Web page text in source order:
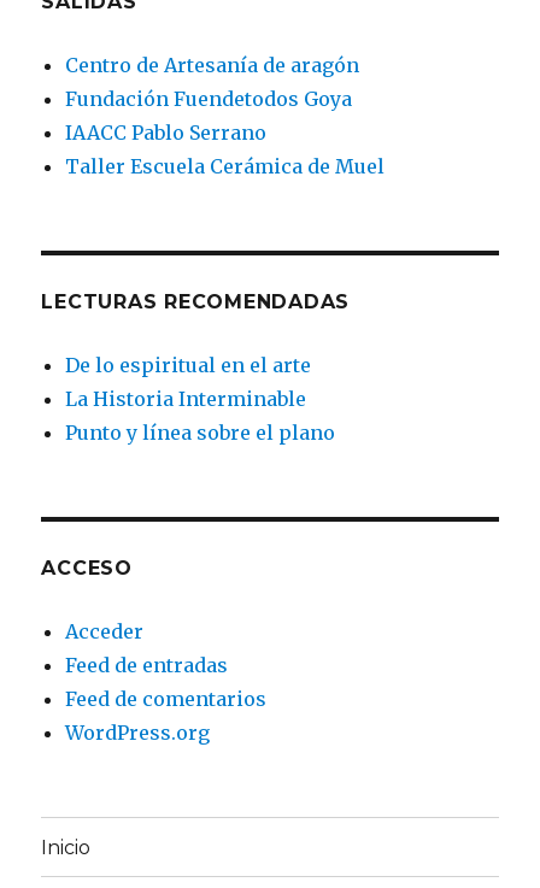
Centro de Artesanía de aragón
Fundación Fuendetodos Goya
IAACC Pablo Serrano
Taller Escuela Cerámica de Muel
LECTURAS RECOMENDADAS
De lo espiritual en el arte
La Historia Interminable
Punto y línea sobre el plano
ACCESO
Acceder
Feed de entradas
Feed de comentarios
WordPress.org
Inicio